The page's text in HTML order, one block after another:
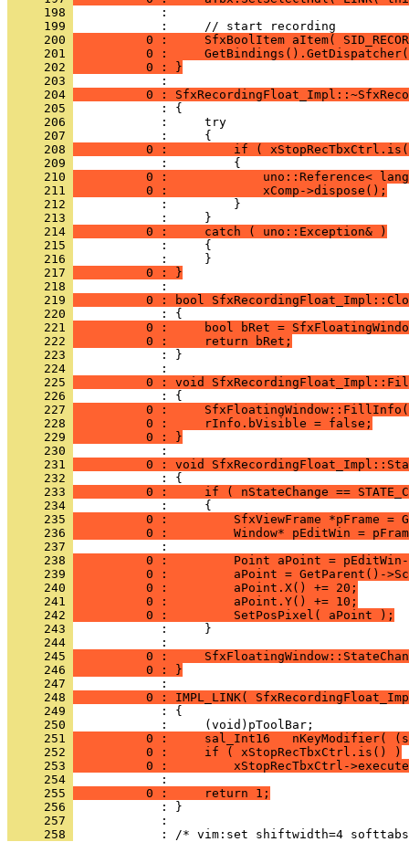
     198
     199
     200
0 :     SfxBoolItem aItem(
     201
0 :
     202
          0 : }
     203
     204
0 :
     205
     206
     207
     208
0 :         if (
     209
     210
0 :             uno::Reference<
     211
          0 :             xComp->dispose();
     212
     213
     214
          0 :     catch ( uno::Exception& )
     215
     216
     217
          0 : }
     218
     219
0 : bool
     220
     221
0 :     bool bRet =
     222
          0 :     return bRet;
     223
            : }
     224
     225
0 : void
     226
     227
0 :
     228
          0 :     rInfo.bVisible = false;
     229
          0 : }
     230
     231
0 : void
     232
     233
0 :     if ( nStateChange ==
     234
     235
0 :         SfxViewFrame *pFrame =
     236
0 :         Window* pEditWin =
     237
     238
0 :         Point aPoint =
     239
0 :         aPoint = GetParent()-
     240
          0 :         aPoint.X() += 20;
     241
          0 :         aPoint.Y() += 10;
     242
          0 :         SetPosPixel( aPoint );
     243
     244
     245
0 :
     246
          0 : }
     247
     248
0 : IMPL_LINK(
     249
     250
     251
0 :     sal_Int16   nKeyModifier(
     252
          0 :     if ( xStopRecTbxCtrl.is() )
     253
0 :         xStopRecTbxCtrl-
     254
     255
          0 :     return 1;
     256
     257
     258